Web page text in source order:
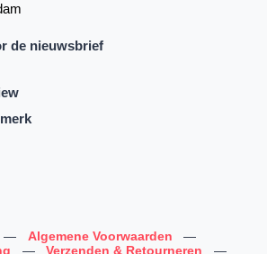
de nieuwsbrief
— Algemene Voorwaarden
—
— Verzenden & Retourneren —